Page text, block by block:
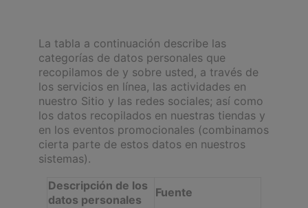
La tabla a continuación describe las
categorías de datos personales que
recopilamos de y sobre usted, a través de
los servicios en línea, las actividades en
nuestro Sitio y las redes sociales; así como
los datos recopilados en nuestras tiendas y
en los eventos promocionales (combinamos
cierta parte de estos datos en nuestros
sistemas).
Descripción de los
datos personales
Fuente